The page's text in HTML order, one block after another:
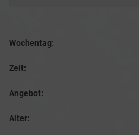
Wochentag:
Zeit:
Angebot:
Alter: